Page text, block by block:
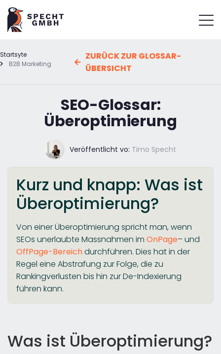
Startsyte
B2B Marketing
ZURÜCK ZUR GLOSSAR-
ÜBERSICHT
SEO-Glossar:
Überoptimierung
Veröffentlicht vo: Timo Specht
Kurz und knapp: Was ist
Überoptimierung?
Von einer Überoptimierung spricht man, wenn
SEOs unerlaubte Massnahmen im OnPage– und
OffPage-Bereichdurchführen. Dies hat in der
Regel eine Abstrafung zur Folge, die zu
Rankingverlusten bis hin zur De-Indexierung
führen kann.
Was ist Überoptimierung?